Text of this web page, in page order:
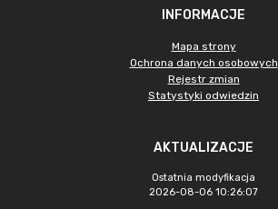
INFORMACJE
Mapa strony
Ochrona danych osobowych
Rejestr zmian
Statystyki odwiedzin
AKTUALIZACJE
Ostatnia modyfikacja
2026-08-06 10:26:07